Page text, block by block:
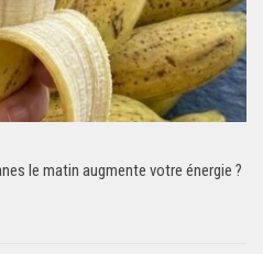
le matin augmente votre énergie ?